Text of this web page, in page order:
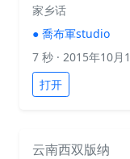
家乡话
● 喬布軍studio
7 秒 · 2015年10月
打开
云南西双版纳